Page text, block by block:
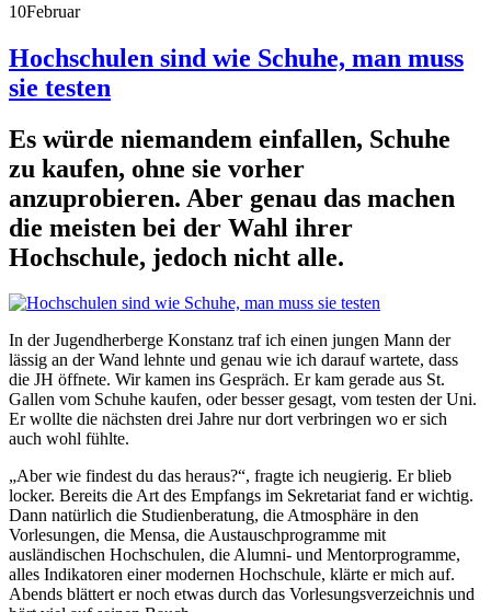
10Februar
Hochschulen sind wie Schuhe, man muss
sie testen
Es würde niemandem einfallen, Schuhe
zu kaufen, ohne sie vorher
anzuprobieren. Aber genau das machen
die meisten bei der Wahl ihrer
Hochschule, jedoch nicht alle.
In der Jugendherberge Konstanz traf ich einen jungen Mann der
lässig an der Wand lehnte und genau wie ich darauf wartete, dass
die JH öffnete. Wir kamen ins Gespräch. Er kam gerade aus St.
Gallen vom Schuhe kaufen, oder besser gesagt, vom testen der Uni.
Er wollte die nächsten drei Jahre nur dort verbringen wo er sich
auch wohl fühlte.
„Aber wie findest du das heraus?“, fragte ich neugierig. Er blieb
locker. Bereits die Art des Empfangs im Sekretariat fand er wichtig.
Dann natürlich die Studienberatung, die Atmosphäre in den
Vorlesungen, die Mensa, die Austauschprogramme mit
ausländischen Hochschulen, die Alumni- und Mentorprogramme,
alles Indikatoren einer modernen Hochschule, klärte er mich auf.
Abends blättert er noch etwas durch das Vorlesungsverzeichnis und